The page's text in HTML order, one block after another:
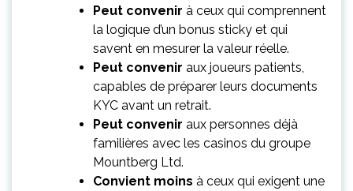
Peut convenir à ceux qui comprennent
la logique d’un bonus sticky et qui
savent en mesurer la valeur réelle.
Peut convenir aux joueurs patients,
capables de préparer leurs documents
KYC avant un retrait.
Peut convenir aux personnes déjà
familières avec les casinos du groupe
Mountberg Ltd.
Convient moins à ceux qui exigent une